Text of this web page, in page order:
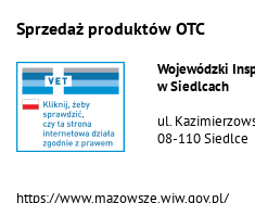
Sprzedaż produktów OTC
Wojewódzki
w Siedlcach
ul.
08-110 Siedlce
https://www.mazowsze.wiw.gov.pl/